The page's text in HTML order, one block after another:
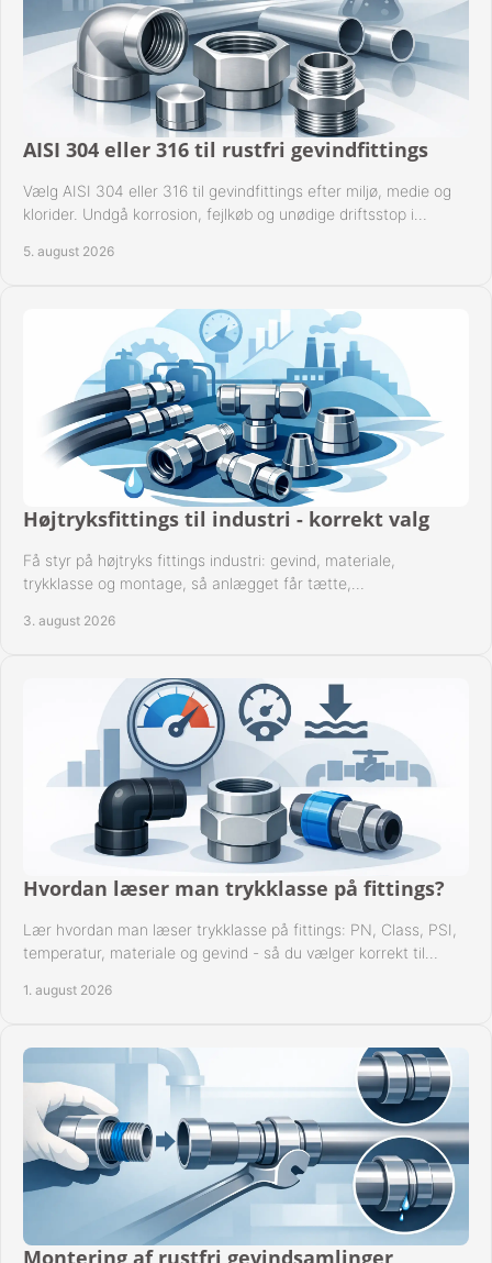
AISI 304 eller 316 til rustfri gevindfittings
Vælg AISI 304 eller 316 til gevindfittings efter miljø, medie og
klorider. Undgå korrosion, fejlkøb og unødige driftsstop i
5. august 2026
Højtryksfittings til industri - korrekt valg
Få styr på højtryks fittings industri: gevind, materiale,
trykklasse og montage, så anlægget får tætte,
3. august 2026
Hvordan læser man trykklasse på fittings?
Lær hvordan man læser trykklasse på fittings: PN, Class, PSI,
temperatur, materiale og gevind - så du vælger korrekt til
1. august 2026
Montering af rustfri gevindsamlinger